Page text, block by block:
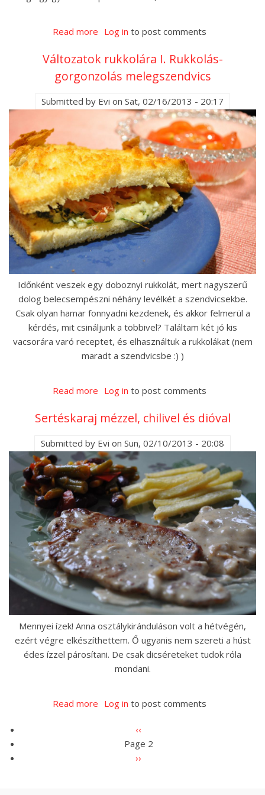
Read more about
rukkolára
II.
tojással
angolszalonnával
Log in to post comments
Változatok rukkolára I. Rukkolás-
gorgonzolás melegszendvics
Submitted by Evi on Sat, 02/16/2013 - 20:17
Időnként veszek egy doboznyi rukkolát, mert nagyszerű
dolog belecsempészni néhány levélkét a szendvicsekbe.
Csak olyan hamar fonnyadni kezdenek, és akkor felmerül a
kérdés, mit csináljunk a többivel? Találtam két jó kis
vacsorára varó receptet, és elhasználtuk a rukkolákat (nem
maradt a szendvicsbe :) )
Read more about
rukkolára
Rukkolás-
gorgonzolás
melegszendvics
Log in to post comments
Sertéskaraj mézzel, chilivel és dióval
Submitted by Evi on Sun, 02/10/2013 - 20:08
Mennyei ízek! Anna osztálykiránduláson volt a hétvégén,
ezért végre elkészíthettem. Ő ugyanis nem szereti a húst
édes ízzel párosítani. De csak dicséreteket tudok róla
mondani.
Read more about
Log in to post comments
Pagination
Previous
page
‹‹
Page 2
Next
››